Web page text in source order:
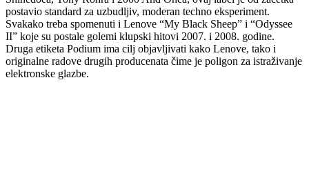
postavio standard za uzbudljiv, moderan techno eksperiment.
Svakako treba spomenuti i Lenove “My Black Sheep” i “Odyssee
II” koje su postale golemi klupski hitovi 2007. i 2008. godine.
Druga etiketa Podium ima cilj objavljivati kako Lenove, tako i
originalne radove drugih producenata čime je poligon za istraživanje
elektronske glazbe.